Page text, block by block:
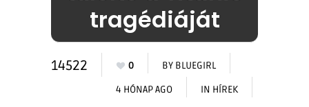
tragédiáját
14522 0 BY BLUEGIRL
4 HÓNAP AGO IN HÍREK